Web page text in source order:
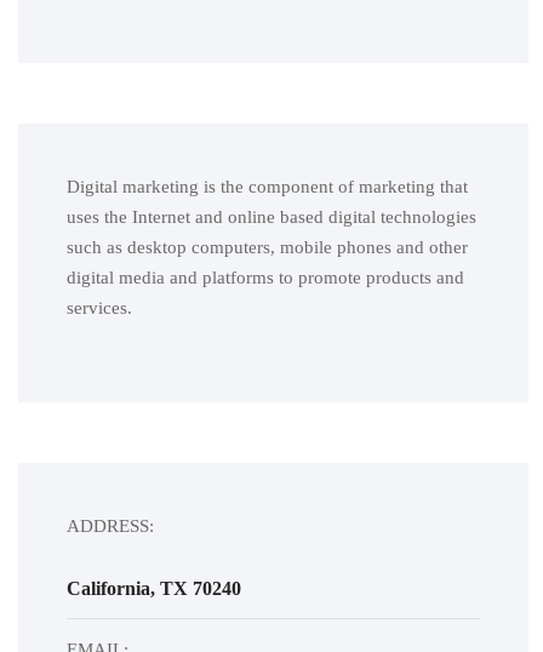
Digital marketing is the component of marketing that
uses the Internet and online based digital technologies
such as desktop computers, mobile phones and other
digital media and platforms to promote products and
services.
ADDRESS:
California, TX 70240